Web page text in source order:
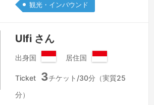
たいと思っています。 続きを見る »
観光・インバウンド
Ulfi さん
出身国
ン
居住国
ン
Ticket 3チケット/30分（実質25
分）